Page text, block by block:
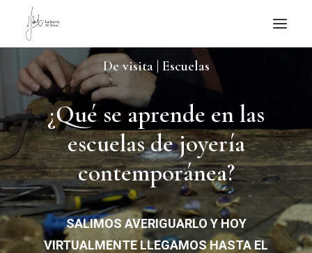
NOTICIAS DE JOYERÍA CONTEMPORÁNEA
NOVEDADES
DE VISITA
APUNTES
QUIÉN SOY
De visita | Escuelas
¿Qué se aprende en las
escuelas de joyería
contemporánea?
SALIMOS AVERIGUARLO Y HOY
VIRTUALMENTE LLEGAMOS HASTA EL